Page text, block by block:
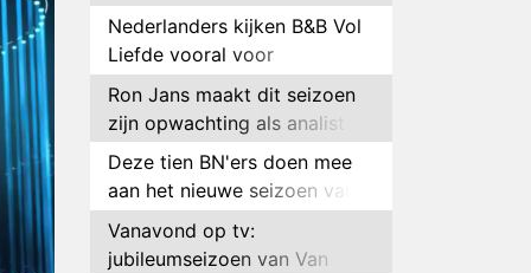
Bondgenoten
Nederlanders kijken B&B Vol
Liefde vooral voor
ongemakkelijke momenten
Ron Jans maakt dit seizoen
zijn opwachting als analist
Deze tien BN'ers doen mee
aan het nieuwe seizoen van
Bestemming X
Vanavond op tv:
jubileumseizoen van Van